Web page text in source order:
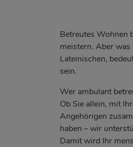
Betreutes Wohnen
meistern. Aber
Lateinischen,
sein.
Wer ambulant
Ob Sie allein, mit
Angehörigen
haben – wir
Damit wird Ihr